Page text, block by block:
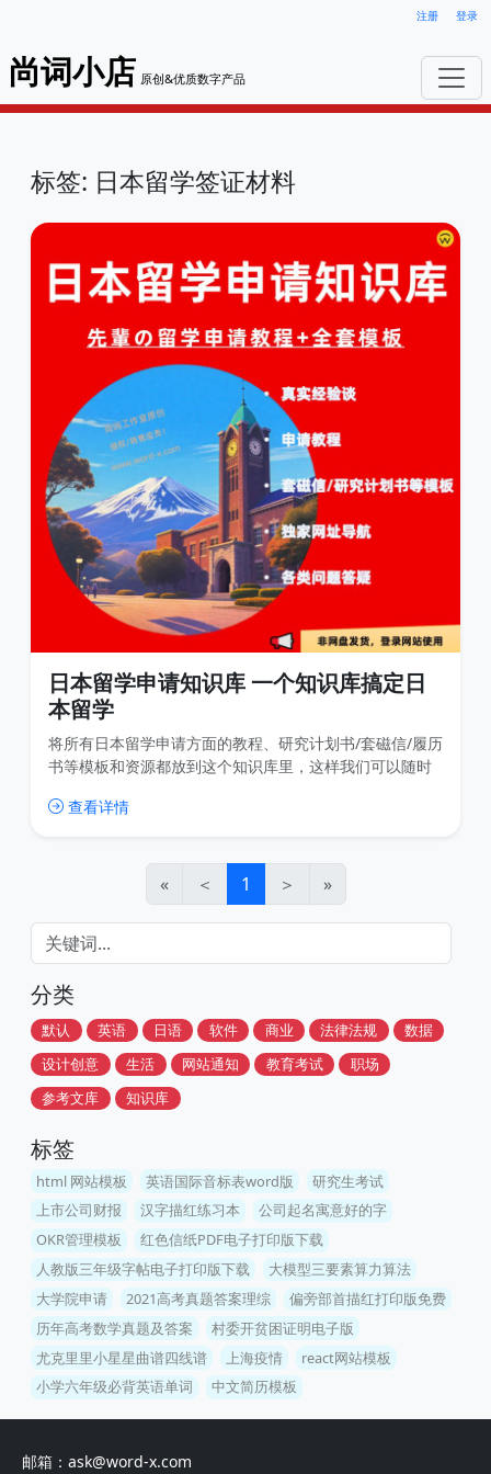
注册 登录
尚词小店 原创&优质数字产品
标签: 日本留学签证材料
日本留学申请知识库 一个知识库搞定日
本留学
将所有日本留学申请方面的教程、研究计划书/套磁信/履历
书等模板和资源都放到这个知识库里，这样我们可以随时
高效很多，也免去了很多不必要的下载。
查看详情
« ＜ 1 ＞ »
分类
默认 英语 日语 软件 商业 法律法规
数据
设计创意
生活 网站通知 教育考试
职场
参考文库
知识库
标签
html 网站模板 英语国际音标表word版
研究生考试
上市公司财报
汉字描红练习本
公司起名寓意好的字
OKR管理模板
红色信纸PDF电子打印版下载
人教版三年级字帖电子打印版下载
大模型三要素算力算法
大学院申请
2021高考真题答案理综
偏旁部首描红打印版免费
历年高考数学真题及答案
村委开贫困证明电子版
尤克里里小星星曲谱四线谱
上海疫情
react网站模板
小学六年级必背英语单词
中文简历模板
邮箱：ask@word-x.com